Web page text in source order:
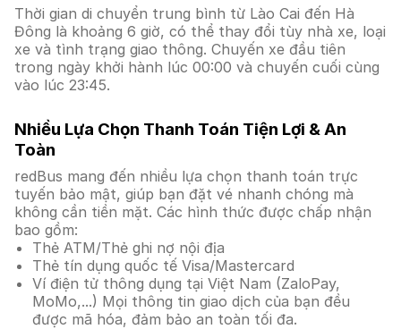
Thời gian di chuyển trung bình từ Lào Cai đến Hà
Đông là khoảng 6 giờ, có thể thay đổi tùy nhà xe, loại
xe và tình trạng giao thông. Chuyến xe đầu tiên
trong ngày khởi hành lúc 00:00 và chuyến cuối cùng
vào lúc 23:45.
Nhiều Lựa Chọn Thanh Toán Tiện Lợi & An
Toàn
redBus mang đến nhiều lựa chọn thanh toán trực
tuyến bảo mật, giúp bạn đặt vé nhanh chóng mà
không cần tiền mặt. Các hình thức được chấp nhận
bao gồm:
Thẻ ATM/Thẻ ghi nợ nội địa
Thẻ tín dụng quốc tế Visa/Mastercard
Ví điện tử thông dụng tại Việt Nam (ZaloPay,
MoMo,...) Mọi thông tin giao dịch của bạn đều
được mã hóa, đảm bảo an toàn tối đa.